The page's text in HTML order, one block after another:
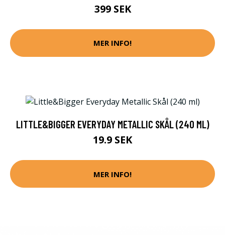
399 SEK
MER INFO!
LITTLE&BIGGER EVERYDAY METALLIC SKÅL (240 ML)
19.9 SEK
MER INFO!